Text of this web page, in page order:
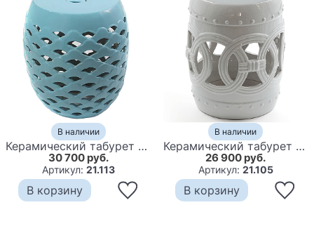
В наличии
Керамический табурет Ceramic Chair Turquoise
30 700 руб.
Артикул: 21.113
В корзину
В наличии
Керамический табурет Ceramic Chair white
26 900 руб.
Артикул: 21.105
В корзину